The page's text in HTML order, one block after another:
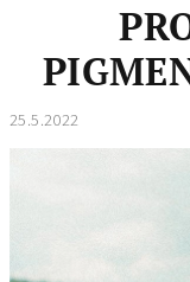
25.5.2022